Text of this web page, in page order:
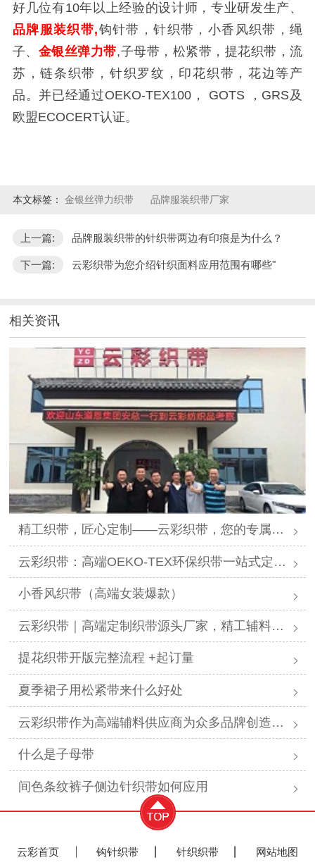
好几位有10年以上经验的设计师，专业研发生产、
品牌服装织带,钩针带，针织带，小香风织带，绳
子、 金银丝弹力带,子母带，松紧带，提花织带，流
苏，链条织带，针织罗纹，印花织带，花边等产
品。并已经通过OEKO-TEX100， GOTS ， GRS及
欧盟ECOCERT认证。
本文标签： 金银丝弹力织带 品牌服装织带厂家
上一篇: 品牌服装织带的针织带两边有印痕是为什么？
下一篇: 云彩织带为您介绍针织面料应用范围有哪些"
相关资讯
精工织带，匠心定制——云彩织带，您的专属提花织带解决方案专家
云彩织带：高端OEKO-TEX环保织带一站式定制供应商
小香风织带（高端女装爆款）
云彩织带｜高端定制织带源头厂家，精工辅料赋能全行业美学设计
提花织带开版完整流程 +起订量
夏季裙子用松紧带来什么好处
云彩织带作为高端辅料供应商为众多品牌创造显著价值
什么是子母带
间色条纹裤子侧边针织带如何应用
云彩首页 钩针织带 针织织带 网站地图